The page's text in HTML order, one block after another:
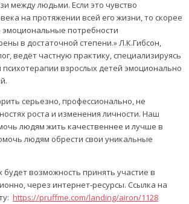
между людьми. Если это чувство
на протяжении всей его жизни, то скорее
эмоциональные потребности
в достаточной степени.» Л.К.Гибсон,
ведёт частную практику, специализируясь
взрослых детей эмоционально
серьезно, профессионально, не
роста и изменения личности. Наш
людям жить качественнее и лучше в
людям обрести свои уникальные
будет возможность принять участие в
через интернет-ресурсы. Ссылка на
https://pruffme.com/landing/airon/1128